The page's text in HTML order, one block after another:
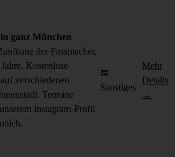
ganz München
der Fassmacher,
Kostenlose
verschiedenen
Termine
Instagram-Profil
📅
Sonstiges
Mehr
Details
→